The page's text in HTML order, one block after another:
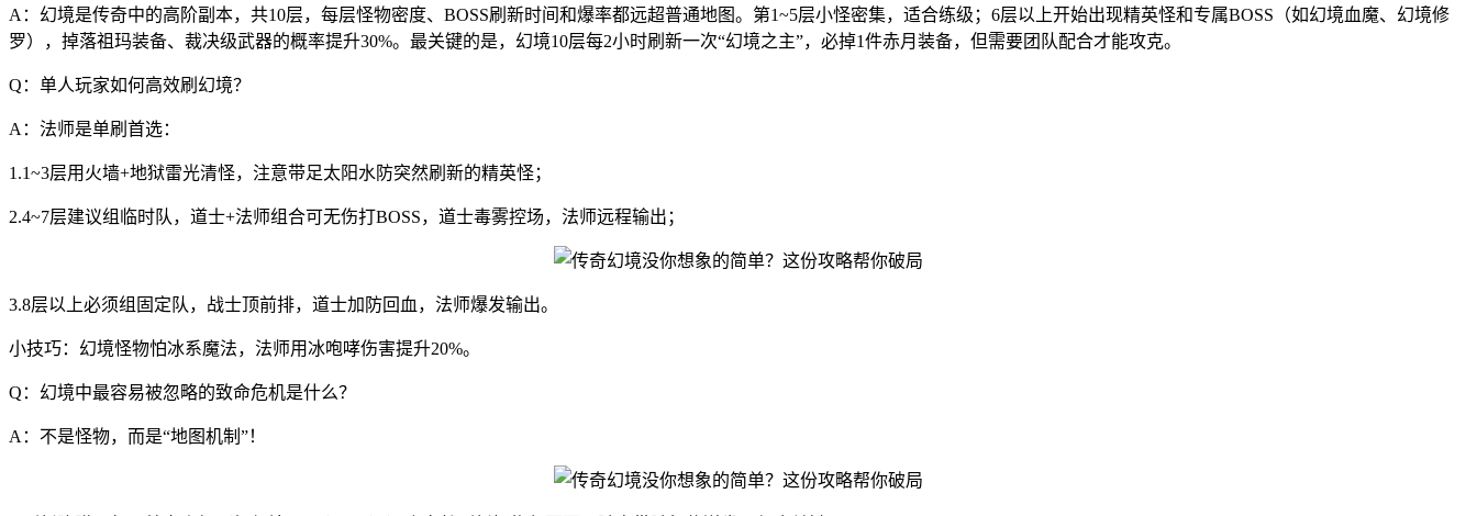
A：幻境是传奇中的高阶副本，共10层，每层怪物密度、BOSS刷新时间和爆率都远超普通地图。第1~5层小怪密集，适合练级；6层以上开始出现精英怪和专属BOSS（如幻境血魔、幻境修
罗），掉落祖玛装备、裁决级武器的概率提升30%。最关键的是，幻境10层每2小时刷新一次“幻境之主”，必掉1件赤月装备，但需要团队配合才能攻克。
Q：单人玩家如何高效刷幻境？
A：法师是单刷首选：
1.1~3层用火墙+地狱雷光清怪，注意带足太阳水防突然刷新的精英怪；
2.4~7层建议组临时队，道士+法师组合可无伤打BOSS，道士毒雾控场，法师远程输出；
3.8层以上必须组固定队，战士顶前排，道士加防回血，法师爆发输出。
小技巧：幻境怪物怕冰系魔法，法师用冰咆哮伤害提升20%。
Q：幻境中最容易被忽略的致命危机是什么？
A：不是怪物，而是“地图机制”！